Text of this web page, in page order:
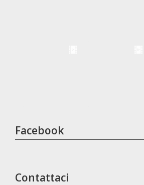
Facebook
Contattaci